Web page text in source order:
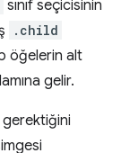
sınıf seçicisinin
.child
öğelerin alt
gelir.
gerektiğini